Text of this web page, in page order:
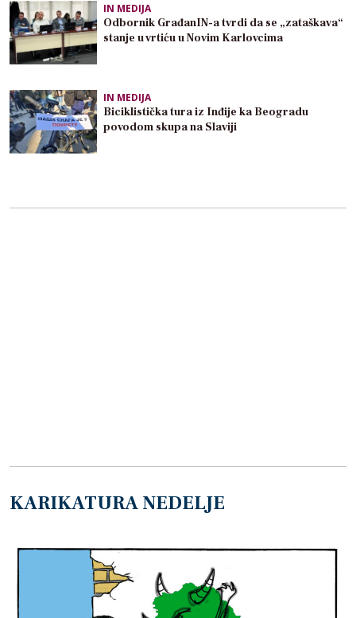
IN MEDIJA
Odbornik GrađanIN-a tvrdi da se „zataškava“
stanje u vrtiću u Novim Karlovcima
IN MEDIJA
Biciklistička tura iz Inđije ka Beogradu
povodom skupa na Slaviji
KARIKATURA NEDELJE